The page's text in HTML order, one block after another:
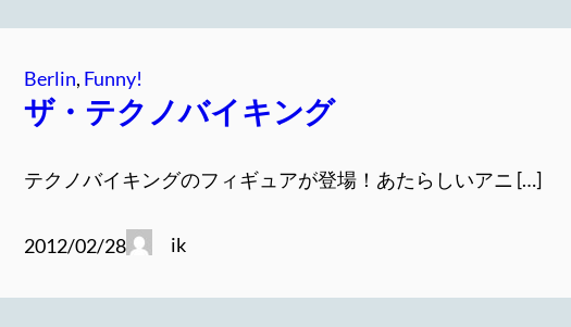
Berlin, Funny!
ザ・テクノバイキング
テクノバイキングのフィギュアが登場！あたらしいアニ […]
2012/02/28 ik